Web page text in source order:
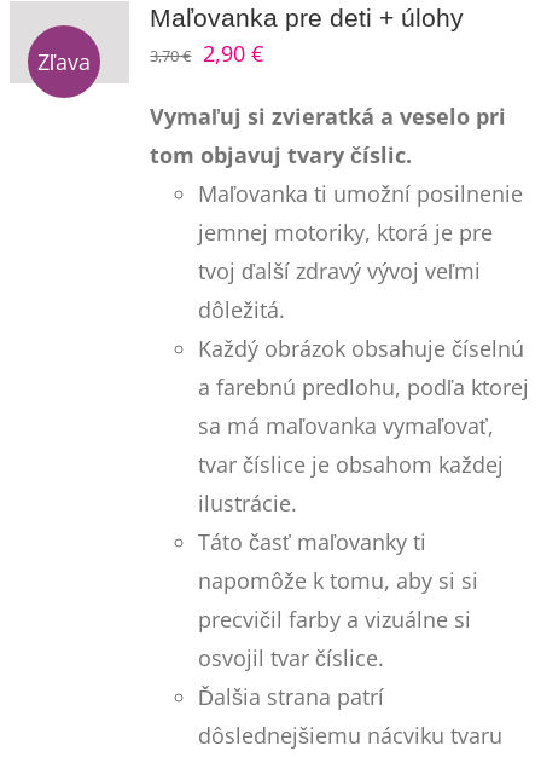
Kontakt
Zľava
Maľovanka pre deti + úlohy
3,70€ Pôvodná
bola:
3,70 €.
2,90€Aktuálna
je:
2,90 €.
Vymaľuj si zvieratká a veselo pri
tom objavuj tvary číslic.
Maľovanka ti umožní posilnenie
jemnej motoriky, ktorá je pre
tvoj ďalší zdravý vývoj veľmi
dôležitá.
Každý obrázok obsahuje číselnú
a farebnú predlohu, podľa ktorej
sa má maľovanka vymaľovať,
tvar číslice je obsahom každej
ilustrácie.
Táto časť maľovanky ti
napomôže k tomu, aby si si
precvičil farby a vizuálne si
osvojil tvar číslice.
Ďalšia strana patrí
dôslednejšiemu nácviku tvaru